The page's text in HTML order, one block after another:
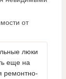
от
люки
еще на
ремонтно-